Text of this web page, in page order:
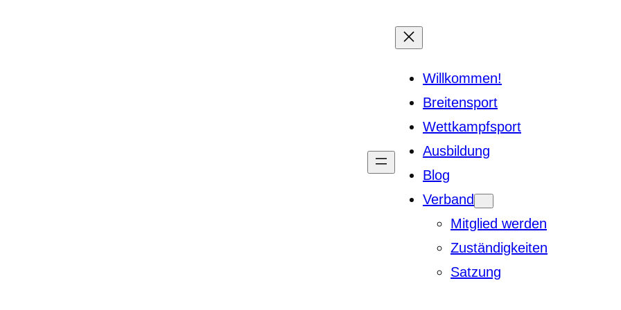
Willkommen!
Breitensport
Wettkampfsport
Ausbildung
Blog
Verband
Mitglied werden
Zuständigkeiten
Satzung